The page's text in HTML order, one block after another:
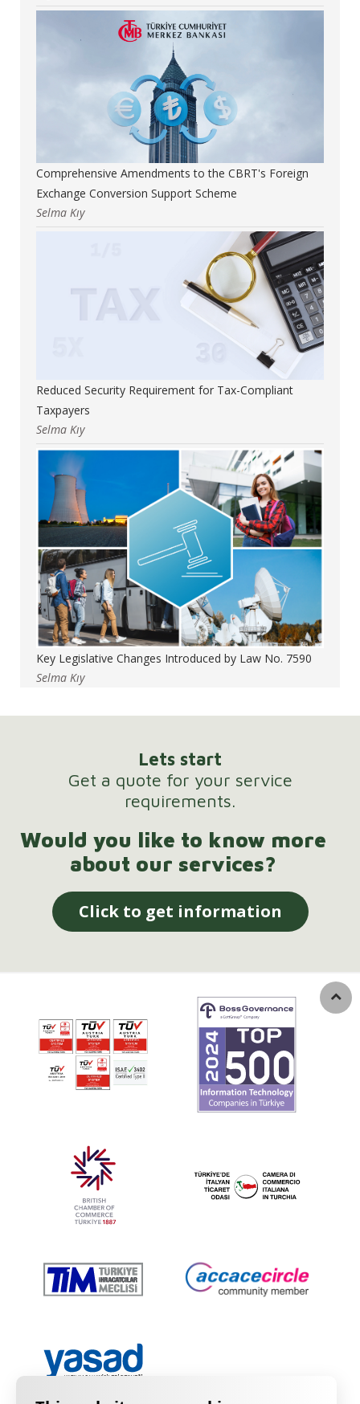
Comprehensive Amendments to the CBRT's Foreign
Exchange Conversion Support Scheme
Selma Kıy
Reduced Security Requirement for Tax-Compliant
Taxpayers
Selma Kıy
Key Legislative Changes Introduced by Law No. 7590
Selma Kıy
Lets start
Get a quote for your service
requirements.
Would you like to know more
about our services?
Click to get information